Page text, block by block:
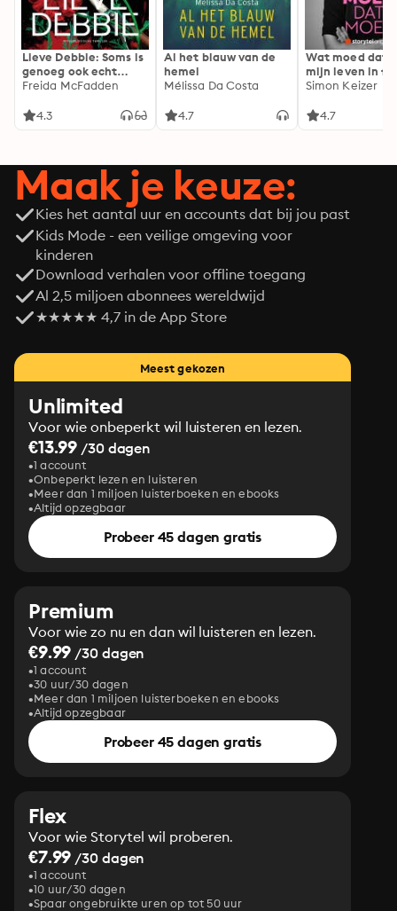
Lieve Debbie: Soms is
genoeg ook echt
genoeg...
Freida McFadden
4.3
Al het blauw van de
hemel
Mélissa Da Costa
4.7
Wat moed dat
mijn leven in
Simon Keizer
4.7
Maak je keuze:
Kies het aantal uur en accounts dat bij jou past
Kids Mode - een veilige omgeving voor
kinderen
Download verhalen voor offline toegang
Al 2,5 miljoen abonnees wereldwijd
★★★★★ 4,7 in de App Store
Meest gekozen
Unlimited
Voor wie onbeperkt wil luisteren en lezen.
€13.99 /30 dagen
1 account
Onbeperkt lezen en luisteren
Meer dan 1 miljoen luisterboeken en ebooks
Altijd opzegbaar
Probeer 45 dagen gratis
Premium
Voor wie zo nu en dan wil luisteren en lezen.
€9.99 /30 dagen
1 account
30 uur/30 dagen
Meer dan 1 miljoen luisterboeken en ebooks
Altijd opzegbaar
Probeer 45 dagen gratis
Flex
Voor wie Storytel wil proberen.
€7.99 /30 dagen
1 account
10 uur/30 dagen
Spaar ongebruikte uren op tot 50 uur